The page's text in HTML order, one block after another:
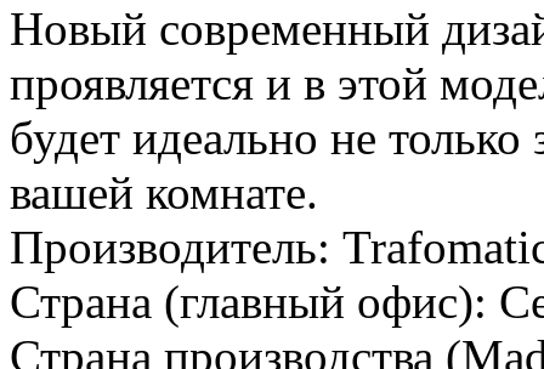
Новый современный
проявляется и в этой
будет идеально не только
вашей комнате.
Производитель:
Страна (главный офис):
Страна производства